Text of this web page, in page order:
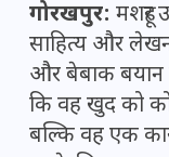
गोरखपुर: मशहूर
साहित्य और
और बेबाक बयान
कि वह खुद को
बल्कि वह एक